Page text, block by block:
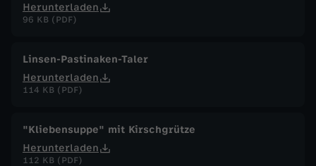
Herunterladen
96 KB (PDF)
Linsen-Pastinaken-Taler
Herunterladen
114 KB (PDF)
"Kliebensuppe" mit Kirschgrütze
Herunterladen
112 KB (PDF)